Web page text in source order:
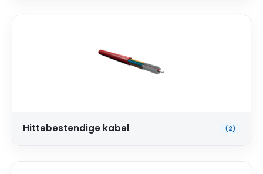
Hittebestendige kabel (2)